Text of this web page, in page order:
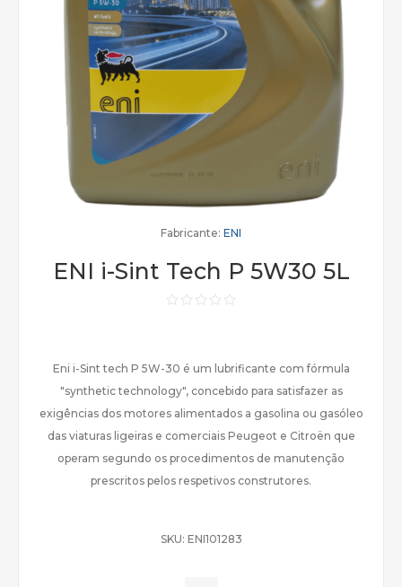
Fabricante: ENI
ENI i-Sint Tech P 5W30 5L
Eni i-Sint tech P 5W-30 é um lubrificante com fórmula
"synthetic technology", concebido para satisfazer as
exigências dos motores alimentados a gasolina ou gasóleo
das viaturas ligeiras e comerciais Peugeot e Citroën que
operam segundo os procedimentos de manutenção
prescritos pelos respetivos construtores.
SKU: ENI101283